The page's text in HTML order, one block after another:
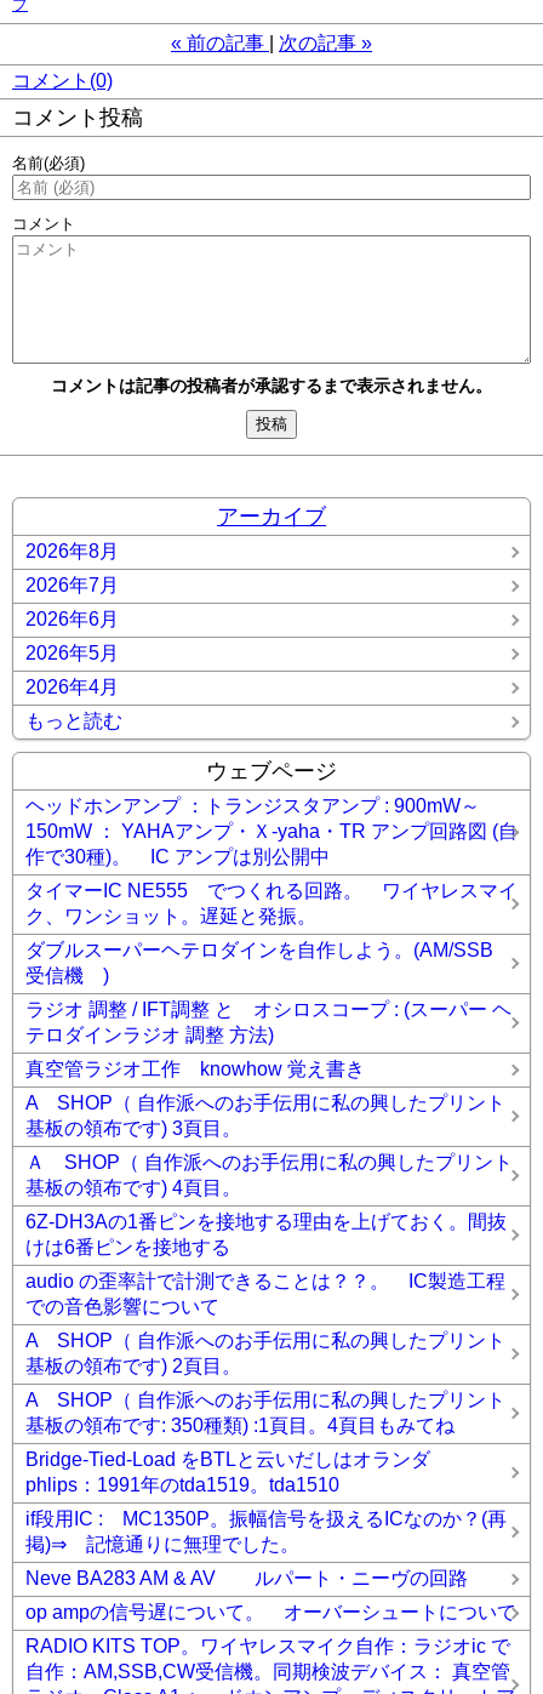
プ
« 前の記事 次の記事 »
コメント(0)
コメント投稿
名前(必須)
コメント
コメントは記事の投稿者が承認するまで表示されません。
アーカイブ
2026年8月
2026年7月
2026年6月
2026年5月
2026年4月
もっと読む
ウェブページ
ヘッドホンアンプ ：トランジスタアンプ : 900mW～
150mW ： YAHAアンプ・Ｘ-yaha・TR アンプ回路図 (自
作で30種)。 IC アンプは別公開中
タイマーIC NE555 でつくれる回路。 ワイヤレスマイ
ク、ワンショット。遅延と発振。
ダブルスーパーヘテロダインを自作しよう。(AM/SSB
受信機 )
ラジオ 調整 / IFT調整 と オシロスコープ : (スーパー ヘ
テロダインラジオ 調整 方法)
真空管ラジオ工作 knowhow 覚え書き
A SHOP（ 自作派へのお手伝用に私の興したプリント
基板の領布です) 3頁目。
Ａ SHOP（ 自作派へのお手伝用に私の興したプリント
基板の領布です) 4頁目。
6Z-DH3Aの1番ピンを接地する理由を上げておく。間抜
けは6番ピンを接地する
audio の歪率計で計測できることは？？。 IC製造工程
での音色影響について
A SHOP（ 自作派へのお手伝用に私の興したプリント
基板の領布です) 2頁目。
A SHOP（ 自作派へのお手伝用に私の興したプリント
基板の領布です: 350種類) :1頁目。4頁目もみてね
Bridge-Tied-Load をBTLと云いだしはオランダ
phlips：1991年のtda1519。tda1510
if段用IC : MC1350P。振幅信号を扱えるICなのか？(再
掲)⇒ 記憶通りに無理でした。
Neve BA283 AM & AV ルパート・ニーヴの回路
op ampの信号遅について。 オーバーシュートについて
RADIO KITS TOP。ワイヤレスマイク自作：ラジオic で
自作：AM,SSB,CW受信機。同期検波デバイス： 真空管